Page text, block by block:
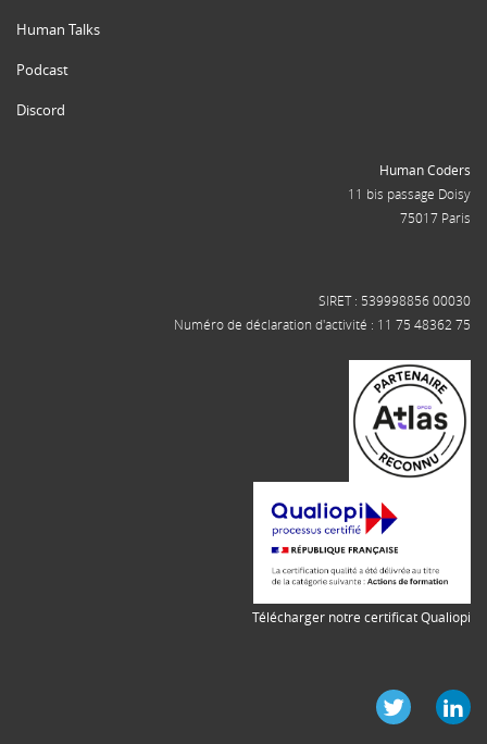
Human Talks
Podcast
Discord
Human Coders
11 bis passage Doisy
75017 Paris
SIRET : 539998856 00030
Numéro de déclaration d'activité : 11 75 48362 75
Télécharger notre certificat Qualiopi